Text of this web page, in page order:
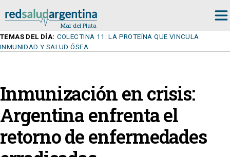
TEMAS DEL DÍA: COLECTINA 11: LA PROTEÍNA QUE VINCULA
INMUNIDAD Y SALUD ÓSEA
Inmunización en crisis:
Argentina enfrenta el
retorno de enfermedades